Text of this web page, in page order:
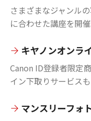
さまざまなジャンル
に合わせた講座を開催
キヤノンオンラ
Canon ID登録者限定
イン下取りサービスも
マンスリーフォ